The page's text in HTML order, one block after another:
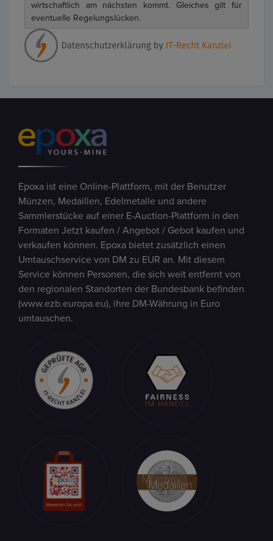
wirtschaftlich am nächsten kommt. Gleiches gilt für
eventuelle Regelungslücken.
Epoxa ist eine Online-Plattform, mit der Benutzer
Münzen, Medaillen, Edelmetalle und andere
Sammlerstücke auf einer E-Auction-Plattform in den
Formaten Jetzt kaufen / Angebot / Gebot kaufen und
verkaufen können. Epoxa bietet zusätzlich einen
Umtauschservice von DM zu EUR an. Mit diesem
Service können Personen, die sich weit entfernt von
den regionalen Standorten der Bundesbank befinden
(www.ezb.europa.eu), ihre DM-Währung in Euro
umtauschen.